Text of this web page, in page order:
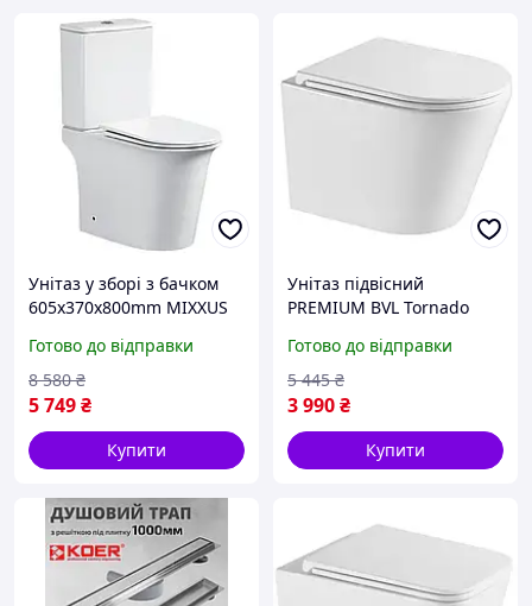
Унітаз у зборі з бачком
605х370х800mm MIXXUS
з керамічним бачком
Готово до відправки
5 749₴
8 580 ₴
Купити
Унітаз підвісний
PREMIUM BVL Tornado
дюропластовим сидінням
soft-close 640070
Готово до відправки
3 990₴
5 445 ₴
Купити